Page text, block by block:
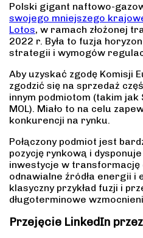
Polski gigant naftowo-
swojego mniejszego
Lotos, w ramach złożonej
2022 r. Była to fuzja
strategii i wymogów
Aby uzyskać zgodę Komisji
zgodzić się na sprzedaż
innym podmiotom (takim
MOL). Miało to na celu
konkurencji na rynku.
Połączony podmiot jest
pozycję rynkową i
inwestycje w transformację
odnawialne źródła energii
klasyczny przykład fuzji i
długoterminowe
Przejęcie LinkedIn